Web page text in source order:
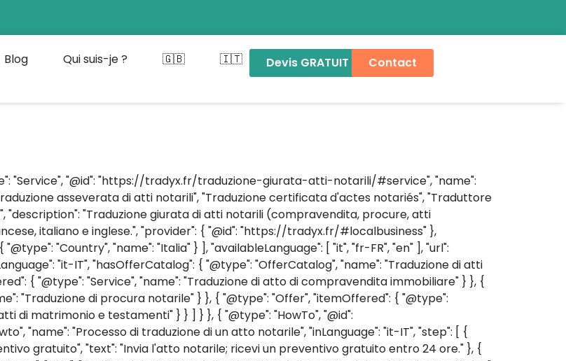
Blog Qui suis-je ? 🇬🇧 🇮🇹 Devis GRATUIT Contact
"Service", "@id": "https://tradyx.fr/traduzione-giurata-atti-notarili/#service", "name":
asseverata di atti notarili", "Traduzione certificata d'actes notariés", "Traduttore
"description": "Traduzione giurata di atti notarili (compravendita, procure, atti
italiano e inglese.", "provider": { "@id": "https://tradyx.fr/#localbusiness" },
"Country", "name": "Italia" } ], "availableLanguage": [ "it", "fr-FR", "en" ], "url":
"it-IT", "hasOfferCatalog": { "@type": "OfferCatalog", "name": "Traduzione di atti
{ "@type": "Service", "name": "Traduzione di atto di compravendita immobiliare" } }, {
"Traduzione di procura notarile" } }, { "@type": "Offer", "itemOffered": { "@type":
di matrimonio e testamenti" } } ] } }, { "@type": "HowTo", "@id":
"Processo di traduzione di un atto notarile", "inLanguage": "it-IT", "step": [ {
gratuito", "text": "Invia l'atto notarile; ricevi un preventivo gratuito entro 24 ore." }, {